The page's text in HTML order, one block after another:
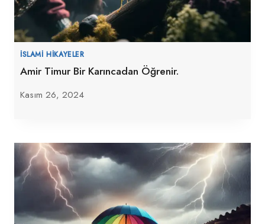
İSLAMI HIKAYELER
Amir Timur Bir Karıncadan Öğrenir.
Kasım 26, 2024